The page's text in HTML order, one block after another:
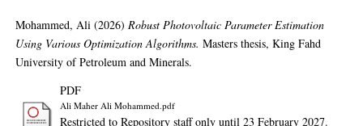
Mohammed, Ali (2026)Robust Photovoltaic Parameter Estimation
Using Various Optimization Algorithms. Masters thesis, King Fahd
University of Petroleum and Minerals.
PDF
Ali Maher Ali Mohammed.pdf
Restricted to Repository staff only until 23 February 2027.